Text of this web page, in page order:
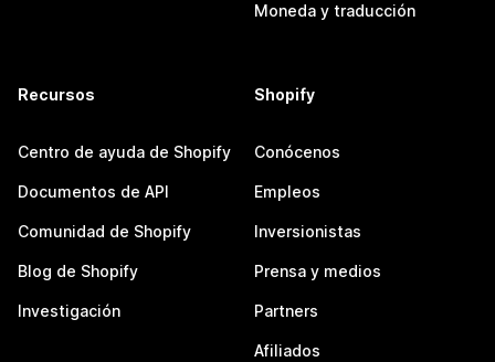
Moneda y traducción
Recursos
Centro de ayuda de Shopify
Documentos de API
Comunidad de Shopify
Blog de Shopify
Investigación
Shopify
Conócenos
Empleos
Inversionistas
Prensa y medios
Partners
Afiliados